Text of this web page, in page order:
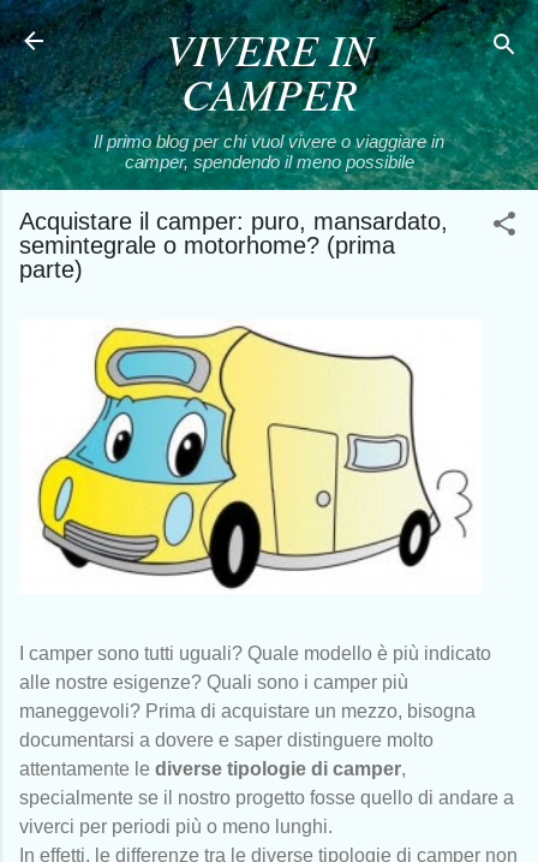
Passa ai contenuti principali
VIVERE IN
CAMPER
Il primo blog per chi vuol vivere o viaggiare in
camper, spendendo il meno possibile
Acquistare il camper: puro, mansardato,
semintegrale o motorhome? (prima
parte)
I camper sono tutti uguali? Quale modello è più indicato
alle nostre esigenze? Quali sono i camper più
maneggevoli? Prima di acquistare un mezzo, bisogna
documentarsi a dovere e saper distinguere molto
attentamente le diverse tipologie di camper,
specialmente se il nostro progetto fosse quello di andare a
viverci per periodi più o meno lunghi.
In effetti, le differenze tra le diverse tipologie di camper non